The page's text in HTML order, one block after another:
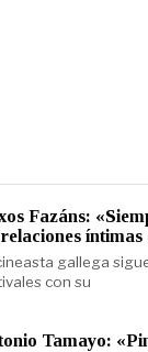
Fazáns:
íntimas
gallega
con su
Tamayo: